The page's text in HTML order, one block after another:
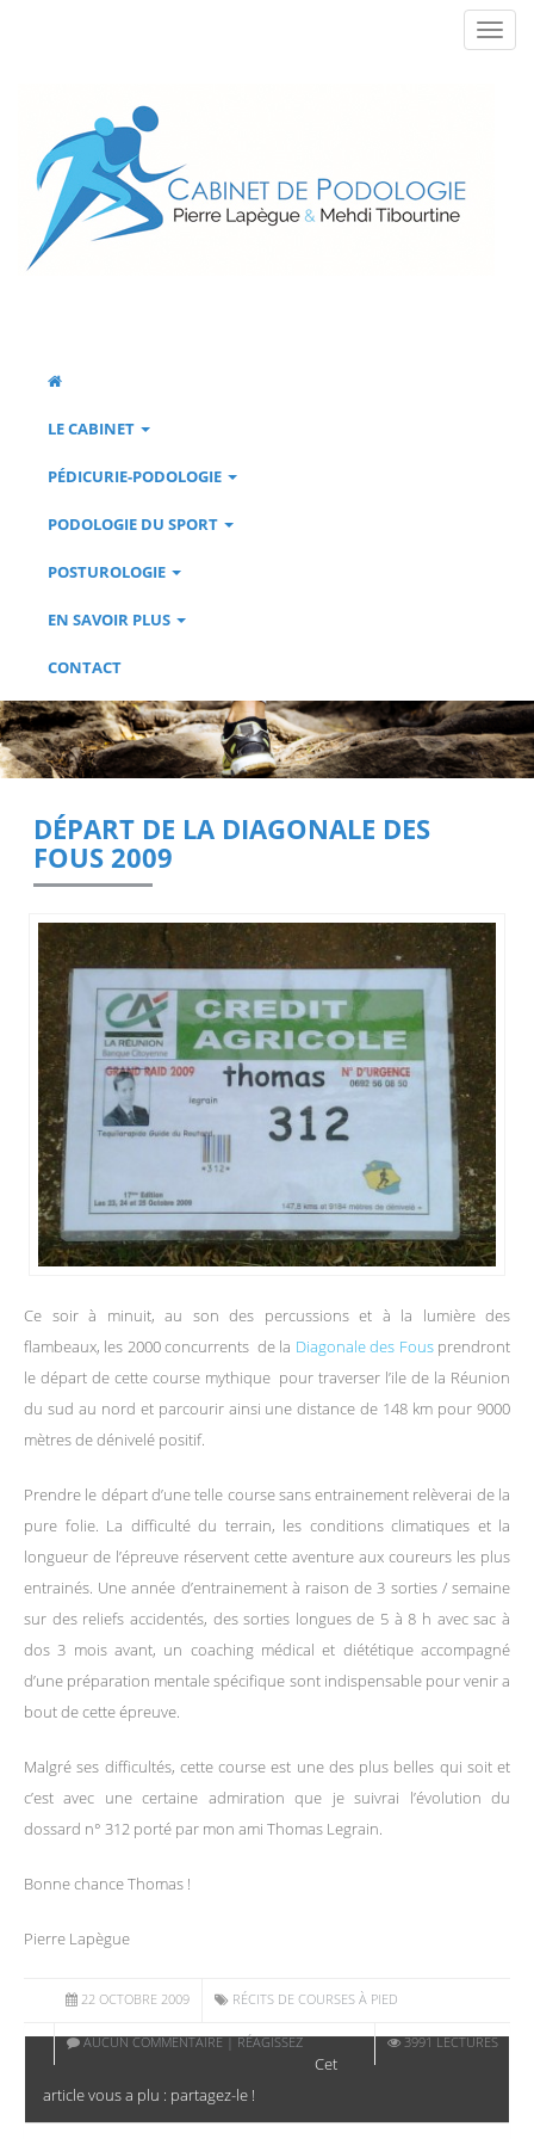
LE CABINET
PÉDICURIE-PODOLOGIE
PODOLOGIE DU SPORT
POSTUROLOGIE
EN SAVOIR PLUS
CONTACT
DÉPART DE LA DIAGONALE DES
FOUS 2009
Ce soir à minuit, au son des percussions et à la lumière des
flambeaux, les 2000 concurrents de la Diagonale des Fousprendront
le départ de cette course mythique pour traverser l’ile de la Réunion
du sud au nord et parcourir ainsi une distance de 148 km pour 9000
mètres de dénivelé positif.
Prendre le départ d’une telle course sans entrainement relèverai de la
pure folie. La difficulté du terrain, les conditions climatiques et la
longueur de l’épreuve réservent cette aventure aux coureurs les plus
entrainés. Une année d’entrainement à raison de 3 sorties / semaine
sur des reliefs accidentés, des sorties longues de 5 à 8 h avec sac à
dos 3 mois avant, un coaching médical et diététique accompagné
d’une préparation mentale spécifique sont indispensable pour venir a
bout de cette épreuve.
Malgré ses difficultés, cette course est une des plus belles qui soit et
c’est avec une certaine admiration que je suivrai l’évolution du
dossard n° 312 porté par mon ami Thomas Legrain.
Bonne chance Thomas !
Pierre Lapègue
22 OCTOBRE 2009 RÉCITS DE COURSES À PIED
AUCUN COMMENTAIRE | RÉAGISSEZ 3991 LECTURES
Cet
article vous a plu : partagez-le !